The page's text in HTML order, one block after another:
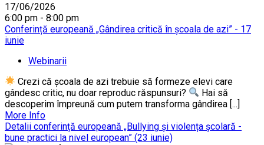
17/06/2026
6:00 pm - 8:00 pm
Conferință europeană „Gândirea critică în școala de azi” - 17
iunie
Webinarii
Crezi că școala de azi trebuie să formeze elevi care
gândesc critic, nu doar reproduc răspunsuri?
Hai să
descoperim împreună cum putem transforma gândirea [...]
More Info
Detalii conferință europeană „Bullying și violența școlară -
bune practici la nivel european” (23 iunie)